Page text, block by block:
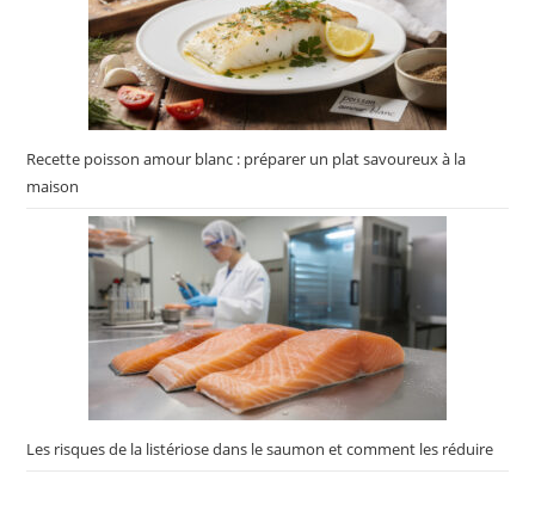
Recette poisson amour blanc : préparer un plat savoureux à la
maison
Les risques de la listériose dans le saumon et comment les réduire